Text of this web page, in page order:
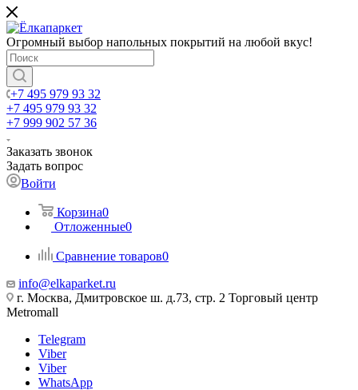
Огромный выбор напольных покрытий на любой вкус!
+7 495 979 93 32
+7 495 979 93 32
+7 999 902 57 36
Заказать звонок
Задать вопрос
Войти
Корзина0
Отложенные0
Сравнение товаров0
info@elkaparket.ru
г. Москва, Дмитровское ш. д.73, стр. 2 Торговый центр
Metromall
Telegram
Viber
Viber
WhatsApp